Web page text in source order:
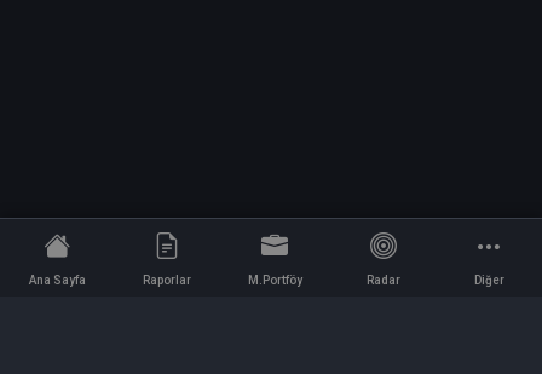
Ana Sayfa Raporlar M.Portföy Radar Diğer